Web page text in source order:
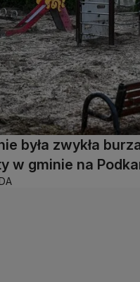
była zwykła
w gminie na